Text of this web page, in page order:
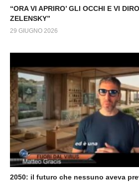
“ORA VI APRIRO’ GLI OCCHI E VI
ZELENSKY”
29 GIUGNO 2026
2050: il futuro che nessuno aveva